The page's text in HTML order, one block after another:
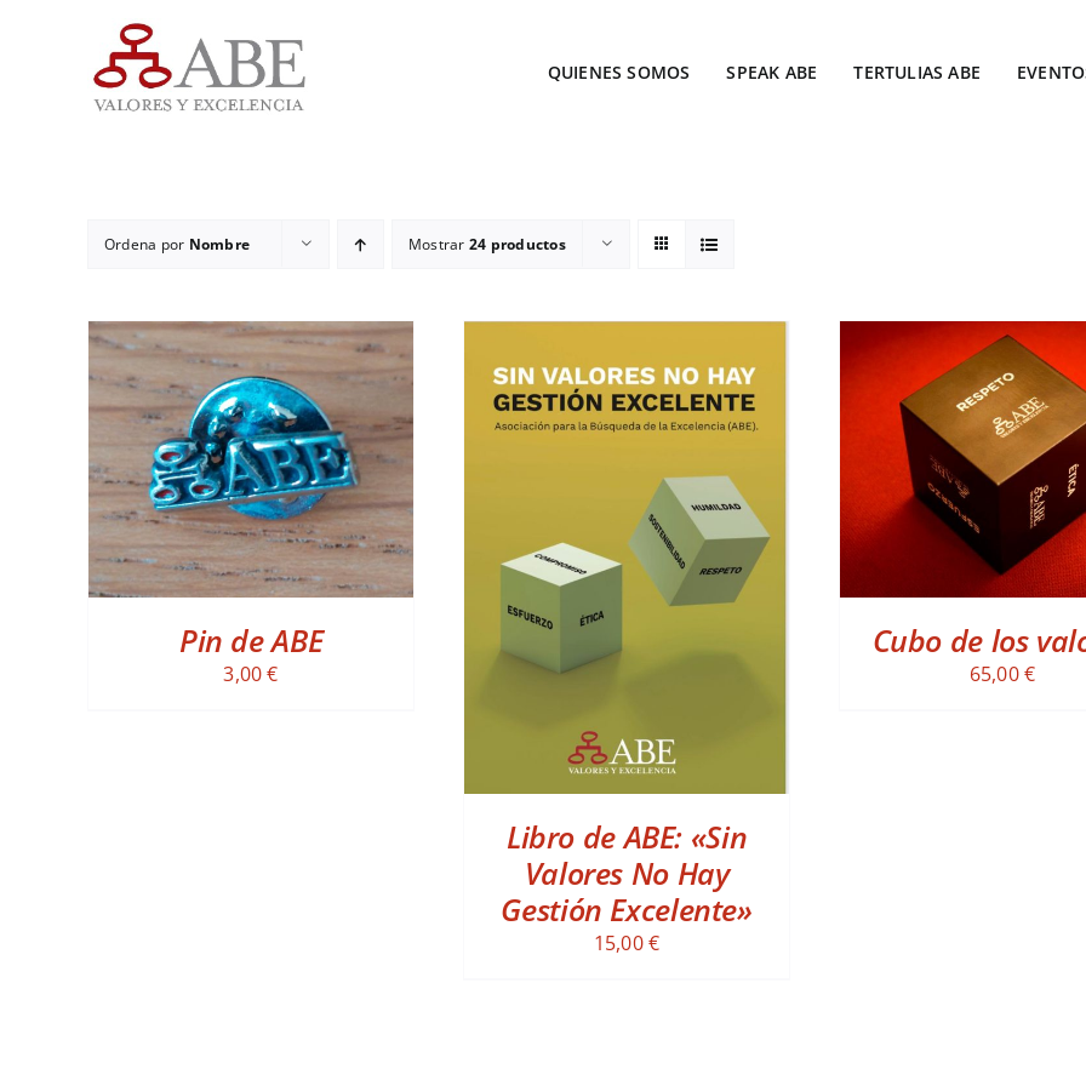
contenido
QUIENES SOMOS SPEAK ABE TERTULIAS ABE
Ordena por Nombre Mostrar 24 productos
ADD TO CART / DETALLES
Pin de ABE
3,00€
ADD TO CART / DETALLES
Libro de ABE: «Sin
Valores No Hay
Gestión Excelente»
15,00€
ADD TO CART /
Cubo de los
65,00€